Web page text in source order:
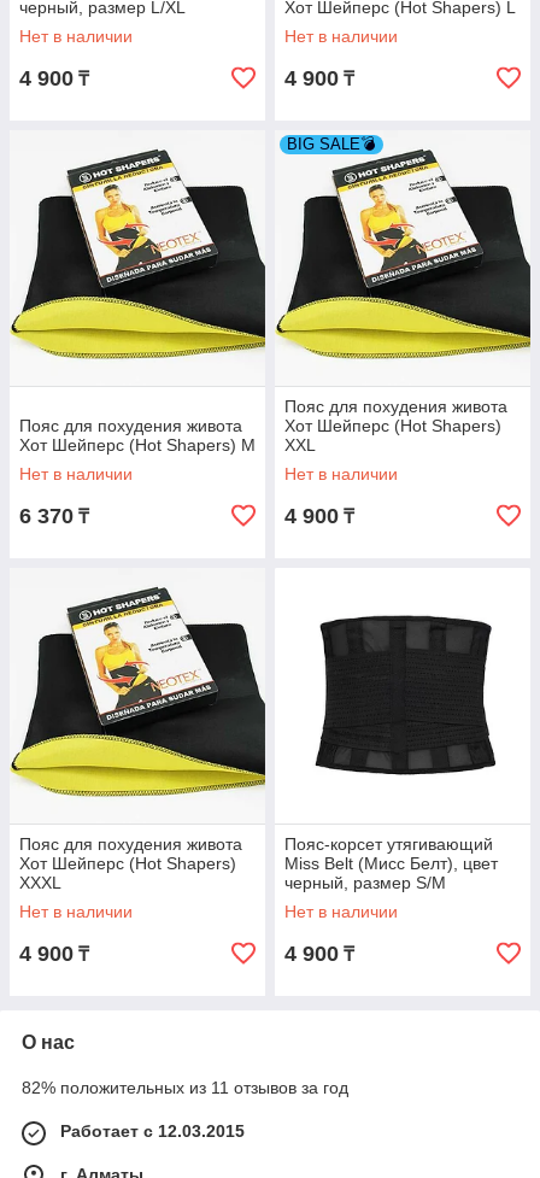
черный, размер L/XL
Нет в наличии
4 900 ₸
Хот Шейперс (Hot Shapers) L
Нет в наличии
4 900 ₸
Пояс для похудения живота
Хот Шейперс (Hot Shapers) M
Нет в наличии
6 370 ₸
BIG SALE💣
Пояс для похудения живота
Хот Шейперс (Hot Shapers)
XXL
Нет в наличии
4 900 ₸
Пояс для похудения живота
Хот Шейперс (Hot Shapers)
XXXL
Нет в наличии
4 900 ₸
Пояс-корсет утягивающий
Miss Belt (Мисс Белт), цвет
черный, размер S/M
Нет в наличии
4 900 ₸
О нас
82% положительных из 11 отзывов за год
Работает с 12.03.2015